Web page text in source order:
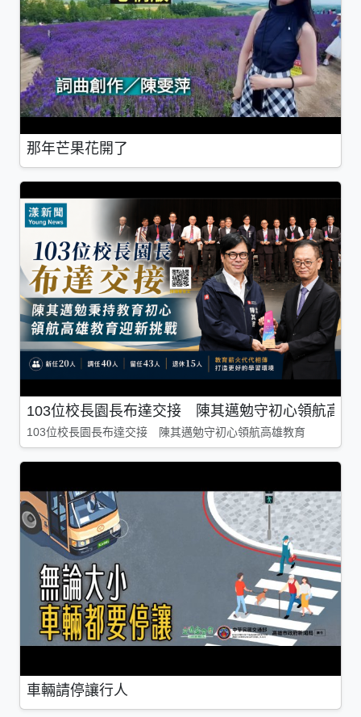
那年芒果花開了
103位校長園長布達交接 陳其邁勉守初心領航高雄
103位校長園長布達交接 陳其邁勉守初心領航高雄教育
車輛請停讓行人